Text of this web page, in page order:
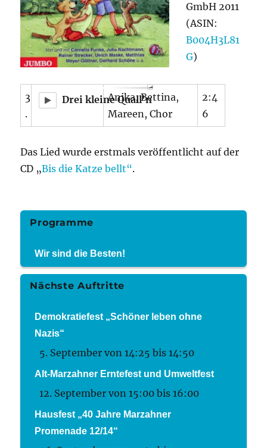
GmbH 2011
(ASIN:
B004H3L81
G)
3
.
Drei kleine Quall'n
Anika, Bettina,
Mareen, Chor
2:4
6
Das Lied wurde erstmals veröffentlicht auf der
CD „Bis die Katze bellt“.
Programme
Wir sind die Besten!
Nächste Auftritte
Demokratiefest „Schöner leben ohne
Nazis“
5. September von 14:25 bis14:50
Alt-Marzahner Erntefest und Umweltfest
12. September von 15:00 bis16:00
Hausfest „40 Jahre Marzahner
Promenade 12/14“